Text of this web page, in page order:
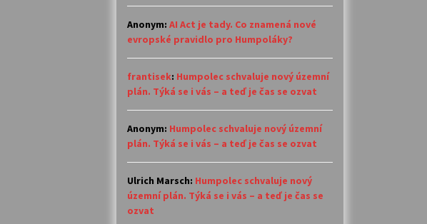
Anonym: AI Act je tady. Co znamená nové
evropské pravidlo pro Humpoláky?
frantisek: Humpolec schvaluje nový územní
plán. Týká se i vás – a teď je čas se ozvat
Anonym: Humpolec schvaluje nový územní
plán. Týká se i vás – a teď je čas se ozvat
Ulrich Marsch: Humpolec schvaluje nový
územní plán. Týká se i vás – a teď je čas se
ozvat